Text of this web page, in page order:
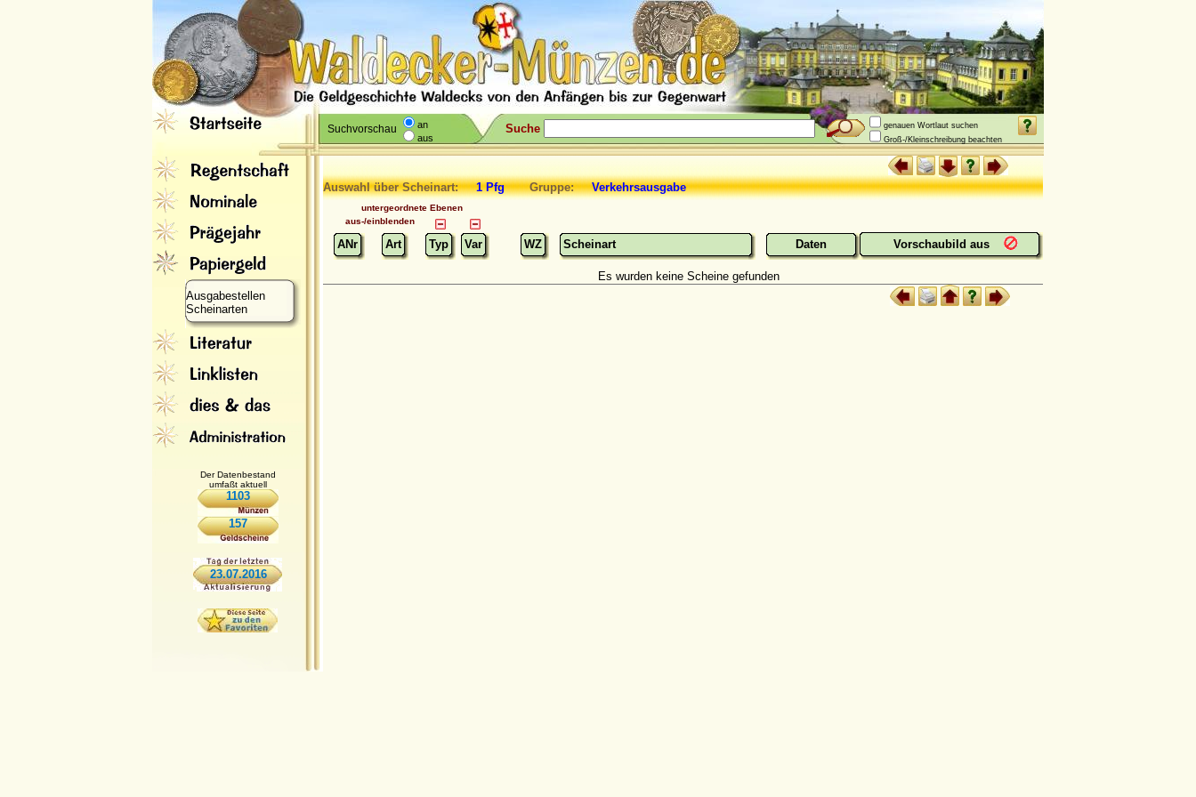
Suchvorschau
an
aus
Suche
genauen Wortlaut suchen
Groß-/Kleinschreibung beachten
Ausgabestellen
Scheinarten
Der Datenbestand
umfaßt aktuell
1103
157
23.07.2016
Auswahl über Scheinart:1 PfgGruppe:Verkehrsausgabe
untergeordnete Ebenen
aus-/einblenden
ANr Art Typ Var WZ Scheinart Daten Vorschaubild aus
Es wurden keine Scheine gefunden